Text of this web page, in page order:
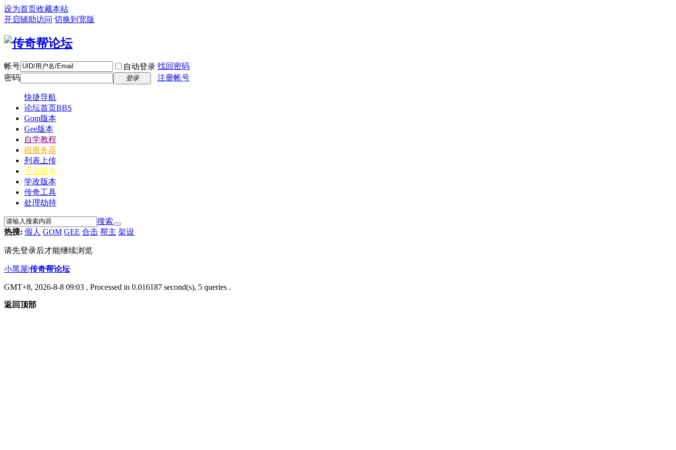
设为首页收藏本站
开启辅助访问 切换到宽版
帐号 自动登录 找回密码
密码
登录 注册帐号
快捷导航
论坛首页BBS
Gom版本
Gee版本
自学教程
租服务器
列表上传
手游版本
学改版本
传奇工具
处理劫持
搜索
热搜: 假人 GOM GEE 合击 帮主 架设
请先登录后才能继续浏览
小黑屋|传奇帮论坛
GMT+8, 2026-8-8 09:03 , Processed in 0.016187 second(s), 5 queries .
返回顶部